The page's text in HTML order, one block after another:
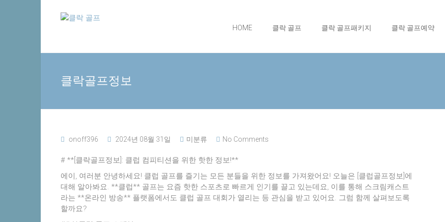
클
프
추
이
HOME 클락 골프 클락 골프패키지 클락 골프예약
클락골프정보
onoff396 2024년 08월 31일 미분류 No Comments
# **[클락골프정보]: 클럽 컴피티션을 위한 핫한 정보!**
에이, 여러분 안녕하세요! 클럽 골프를 즐기는 모든 분들을 위한 정보를 가져왔어요! 오늘은 [클럽골프정보]에
대해 알아봐요. **클럽** 골프는 요즘 핫한 스포츠로 빠르게 인기를 끌고 있는데요, 이를 통해 스크림캐스트
라는 **온라인 방송** 플랫폼에서도 클럽 골프 대회가 열리는 등 관심을 받고 있어요. 그럼 함께 살펴보도록
할까요?